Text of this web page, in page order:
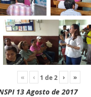
« ‹ 1 de2 › »
13 Agosto de 2017